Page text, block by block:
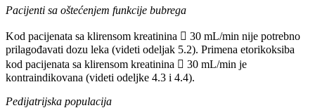
Pacijenti sa oštećenjem funkcije bubrega
Kod pacijenata sa klirensom kreatinina  30 mL/min nije potrebno
prilagođavati dozu leka (videti odeljak 5.2). Primena etorikoksiba
kod pacijenata sa klirensom kreatinina  30 mL/min je
kontraindikovana (videti odeljke 4.3 i 4.4).
Pedijatrijska populacija